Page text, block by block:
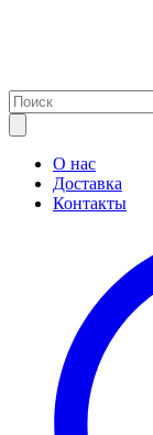
О нас
Доставка
Контакты